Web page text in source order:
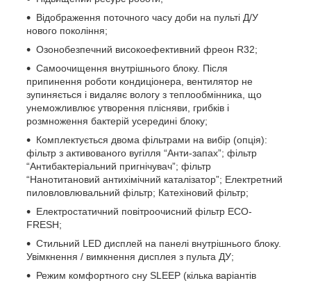
Відображення поточного часу доби на пульті Д/У
нового покоління;
Озонобезпечний високоефективний фреон R32;
Самоочищення внутрішнього блоку. Після
припинення роботи кондиціонера, вентилятор не
зупиняється і видаляє вологу з теплообмінника, що
унеможливлює утворення плісняви, грибків і
розмноження бактерій усередині блоку;
Комплектується двома фільтрами на вибір (опція):
фільтр з активованого вугілля “Анти-запах”; фільтр
“Антибактеріальний пригнічувач”; фільтр
“Нанотитановий антихімічний каталізатор”; Електретний
пиловловлювальний фільтр; Катехіновий фільтр;
Електростатичний повітроочисний фільтр ЕСО-
FRESH;
Стильний LED дисплей на панелі внутрішнього блоку.
Увімкнення / вимкнення дисплея з пульта ДУ;
Режим комфортного сну SLЕЕР (кілька варіантів